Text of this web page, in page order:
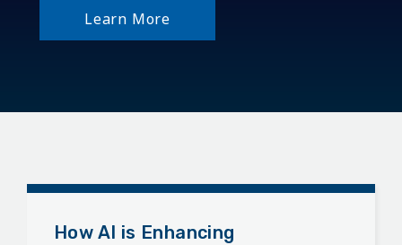
Learn More
How AI is Enhancing